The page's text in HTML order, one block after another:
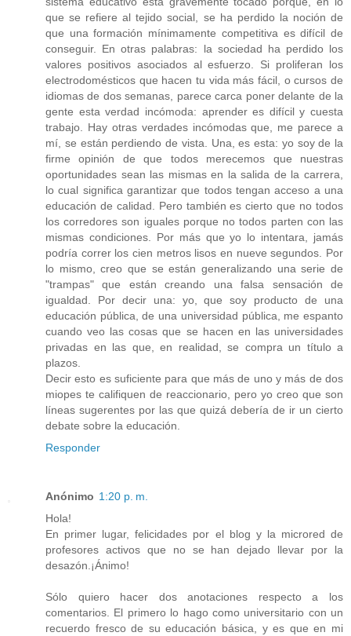
que se refiere al tejido social, se ha perdido la noción de
que una formación mínimamente competitiva es difícil de
conseguir. En otras palabras: la sociedad ha perdido los
valores positivos asociados al esfuerzo. Si proliferan los
electrodomésticos que hacen tu vida más fácil, o cursos de
idiomas de dos semanas, parece carca poner delante de la
gente esta verdad incómoda: aprender es difícil y cuesta
trabajo. Hay otras verdades incómodas que, me parece a
mí, se están perdiendo de vista. Una, es esta: yo soy de la
firme opinión de que todos merecemos que nuestras
oportunidades sean las mismas en la salida de la carrera,
lo cual significa garantizar que todos tengan acceso a una
educación de calidad. Pero también es cierto que no todos
los corredores son iguales porque no todos parten con las
mismas condiciones. Por más que yo lo intentara, jamás
podría correr los cien metros lisos en nueve segundos. Por
lo mismo, creo que se están generalizando una serie de
"trampas" que están creando una falsa sensación de
igualdad. Por decir una: yo, que soy producto de una
educación pública, de una universidad pública, me espanto
cuando veo las cosas que se hacen en las universidades
privadas en las que, en realidad, se compra un título a
plazos.
Decir esto es suficiente para que más de uno y más de dos
miopes te califiquen de reaccionario, pero yo creo que son
líneas sugerentes por las que quizá debería de ir un cierto
debate sobre la educación.
Responder
Anónimo 1:20 p. m.
Hola!
En primer lugar, felicidades por el blog y la microred de
profesores activos que no se han dejado llevar por la
desazón.¡Ánimo!
Sólo quiero hacer dos anotaciones respecto a los
comentarios. El primero lo hago como universitario con un
recuerdo fresco de su educación básica, y es que en mi